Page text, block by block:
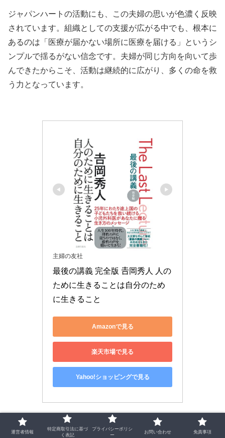
ジャパンハートの活動にも、この夫婦の思いが色濃く反映
されています。組織としての支援が広がる中でも、根本に
あるのは「医療が届かない場所に医療を届ける」というシ
ンプルで揺るがない信念です。夫婦が同じ方向を向いて歩
んできたからこそ、活動は継続的に広がり、多くの命を救
う力となっています。
主婦の友社
最後の講義 完全版 𠮷岡秀人 人の
ために生きることは自分のため
に生きること
Amazonで見る
楽天市場で見る
Yahoo!ショッピングで見る
▶▶ 吉岡秀人さんの書籍をアマゾンでチェックしてみる
運営者情報
特定商取引法に基づ
く表記
プライバシーポリシ
ー
お問い合わせ 免責事項